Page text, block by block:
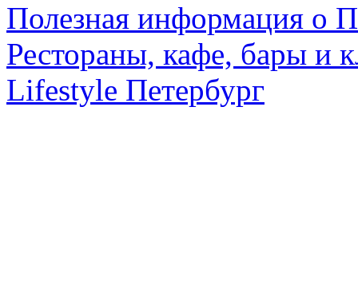
Полезная информация о
Рестораны, кафе, бары и
Lifestyle Петербург